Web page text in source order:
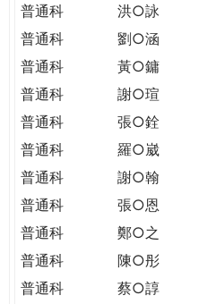
普通科
洪○詠
普通科
劉○涵
普通科
黃○鏞
普通科
謝○瑄
普通科
張○銓
普通科
羅○崴
普通科
謝○翰
普通科
張○恩
普通科
鄭○之
普通科
陳○彤
普通科
蔡○諄